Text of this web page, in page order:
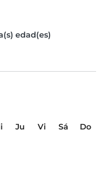
edad(es)
Ju Vi Sá
Do